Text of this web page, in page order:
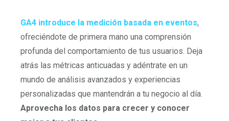
GA4 introduce la medición basada en eventos,
ofreciéndote de primera mano una comprensión
profunda del comportamiento de tus usuarios. Deja
atrás las métricas anticuadas y adéntrate en un
mundo de análisis avanzados y experiencias
personalizadas que mantendrán a tu negocio al día.
Aprovecha los datos para crecer y conocer